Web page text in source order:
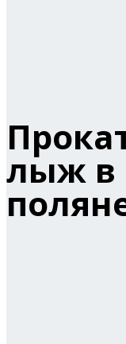
лыж в